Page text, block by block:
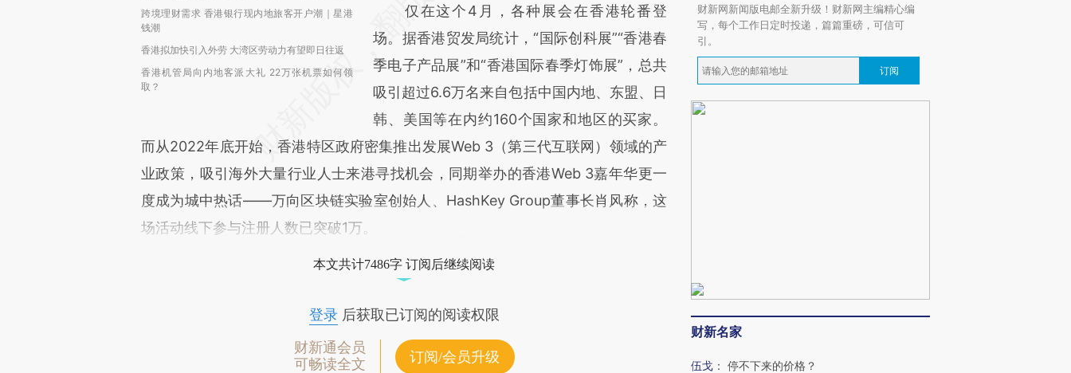
跨境理财需求 香港银行现内地旅客开户潮｜星港
钱潮
香港拟加快引入外劳 大湾区劳动力有望即日往返
香港机管局向内地客派大礼 22万张机票如何领
取？
仅在这个4月，各种展会在香港轮番登
场。据香港贸发局统计，“国际创科展”“香港春
季电子产品展”和“香港国际春季灯饰展”，总共
吸引超过6.6万名来自包括中国内地、东盟、日
韩、美国等在内约160个国家和地区的买家。
而从2022年底开始，香港特区政府密集推出发展Web 3（第三代互联网）领域的产
业政策，吸引海外大量行业人士来港寻找机会，同期举办的香港Web 3嘉年华更一
度成为城中热话——万向区块链实验室创始人、HashKey Group董事长肖风称，这
场活动线下参与注册人数已突破1万。
本文共计7486字 订阅后继续阅读
登录后获取已订阅的阅读权限
财新通会员
可畅读全文
订阅/会员升级
财新网新闻版电邮全新升级！财新网主编精心编
写，每个工作日定时投递，篇篇重磅，可信可
引。
订阅
财新名家
伍戈 ： 停不下来的价格？